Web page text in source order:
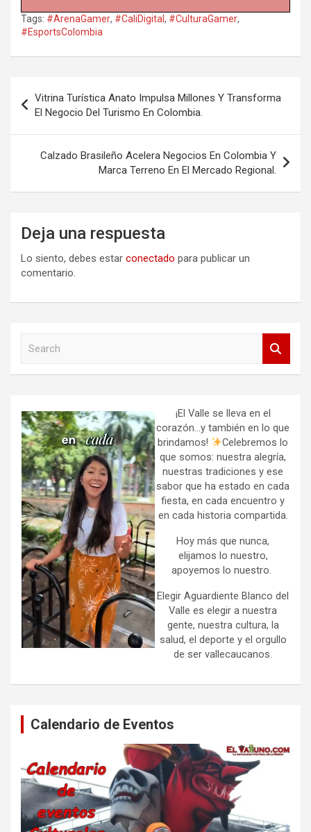
Tags: #ArenaGamer, #CaliDigital , #CulturaGamer,
#EsportsColombia
de
entradas
Vitrina Turística Anato Impulsa Millones Y Transforma
El Negocio Del Turismo En Colombia.
Calzado Brasileño Acelera Negocios En Colombia Y
Marca Terreno En El Mercado Regional.
Deja una respuesta
Lo siento, debes estar conectado para publicar un
comentario.
h
¡El Valle se lleva en el
corazón…y también en lo que
brindamos!
Celebremos lo
que somos: nuestra alegría,
nuestras tradiciones y ese
sabor que ha estado en cada
fiesta, en cada encuentro y
en cada historia compartida.
Hoy más que nunca,
elijamos lo nuestro,
apoyemos lo nuestro.
Elegir Aguardiente Blanco del
Valle es elegir a nuestra
gente, nuestra cultura, la
salud, el deporte y el orgullo
de ser vallecaucanos.
Calendario de Eventos